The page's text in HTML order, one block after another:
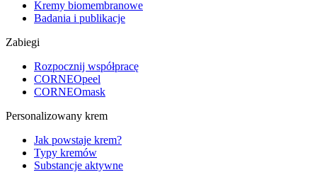
Kremy biomembranowe
Badania i publikacje
Zabiegi
Rozpocznij współpracę
CORNEOpeel
CORNEOmask
Personalizowany krem
Jak powstaje krem?
Typy kremów
Substancje aktywne